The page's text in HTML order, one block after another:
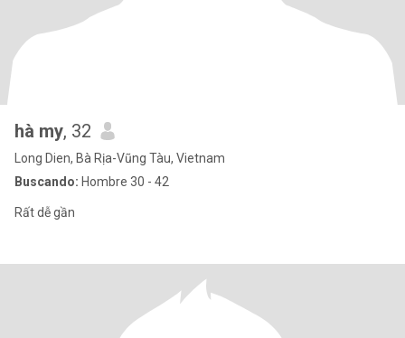
hà my, 32
Long Dien, Bà Rịa-Vũng Tàu, Vietnam
Buscando: Hombre 30 - 42
Rất dễ gần